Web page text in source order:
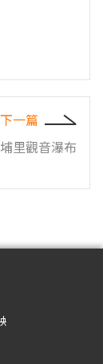
下一篇
里觀音瀑布